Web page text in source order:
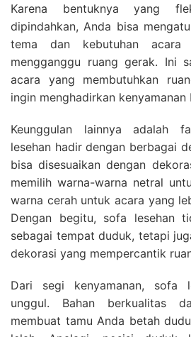
Karena bentuknya yang
dipindahkan, Anda bisa
tema dan kebutuhan
mengganggu ruang gerak. Ini
acara yang membutuhkan
ingin menghadirkan
Keunggulan lainnya adalah
lesehan hadir dengan berbagai
bisa disesuaikan dengan
memilih warna-warna netral
warna cerah untuk acara yang
Dengan begitu, sofa lesehan
sebagai tempat duduk, tetapi
dekorasi yang mempercantik
Dari segi kenyamanan, sofa
unggul. Bahan berkualitas
membuat tamu Anda betah